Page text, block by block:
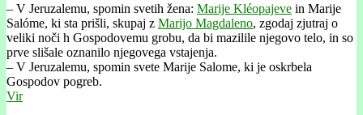
– V Jeruzalemu, spomin svetih žena: Marije Kléopajeve in Marije
Salóme, ki sta prišli, skupaj z Marijo Magdaleno, zgodaj zjutraj o
veliki noči h Gospodovemu grobu, da bi mazilile njegovo telo, in so
prve slišale oznanilo njegovega vstajenja.
– V Jeruzalemu, spomin svete Marije Salome, ki je oskrbela
Gospodov pogreb.
Vir